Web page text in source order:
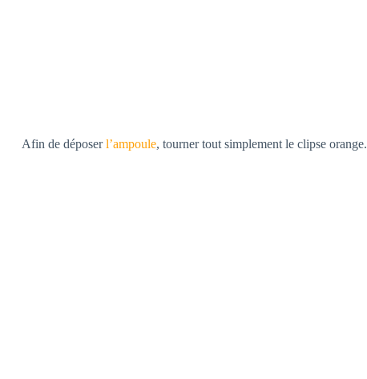
Afin de déposerl’ampoule, tourner tout simplement le clipse orange.